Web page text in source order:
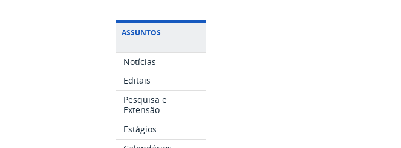
ASSUNTOS
Notícias
Editais
Pesquisa e
Extensão
Estágios